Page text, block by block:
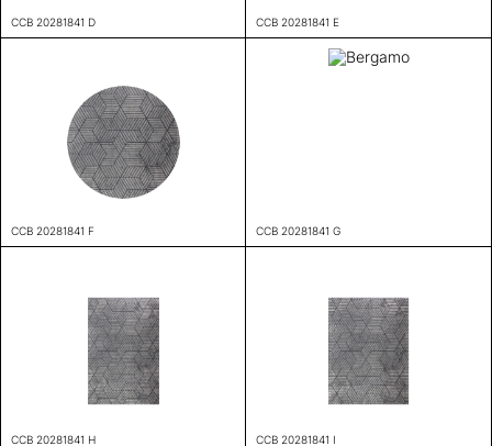
CCB 20281841 D CCB 20281841 E
CCB 20281841 F CCB 20281841 G
CCB 20281841 H CCB 20281841 I